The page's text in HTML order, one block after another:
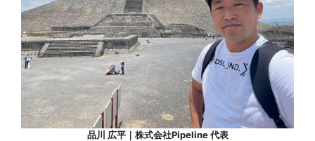
品川 広平｜株式会社Pipeline 代表